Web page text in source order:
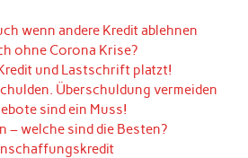
wenn andere Kredit ablehnen
ohne Corona Krise?
und Lastschrift platzt!
Überschuldung vermeiden
sind ein Muss!
– welche sind die Besten?